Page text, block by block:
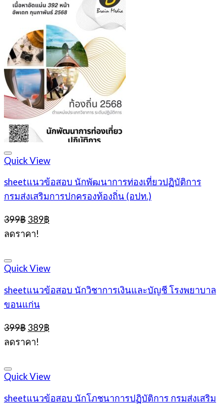
399฿.389฿.
Quick View
sheetแนวข้อสอบ นักพัฒนาการท่องเที่ยวปฏิบัติการ
กรมส่งเสริมการปกครองท้องถิ่น (อปท.)
399฿ Original
price
was:
389฿Current
ลดราคา!
Quick View
sheetแนวข้อสอบ นักวิชาการเงินและบัญชี โรงพยาบาล
ขอนแก่น
399฿ Original
price
was:
389฿Current
ลดราคา!
Quick View
sheetแนวข้อสอบ นักโภชนาการปฏิบัติการ กรมส่งเสริม